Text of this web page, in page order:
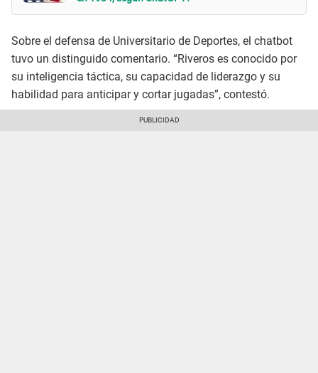
Sobre el defensa de Universitario de Deportes, el chatbot
tuvo un distinguido comentario. “Riveros es conocido por
su inteligencia táctica, su capacidad de liderazgo y su
habilidad para anticipar y cortar jugadas”, contestó.